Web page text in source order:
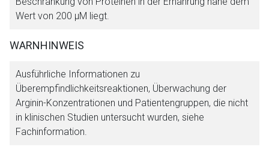
Wert von 200 μM liegt.
WARNHINWEIS
Ausführliche Informationen zu
Überempfindlichkeitsreaktionen, Überwachung der
Arginin-Konzentrationen und Patientengruppen, die nicht
in klinischen Studien untersucht wurden, siehe
Fachinformation.
Aufruf einer externen Seite